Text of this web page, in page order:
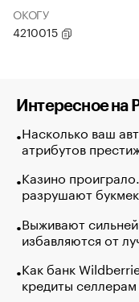
ОКОГУ
4210015
Интересное на
Насколько ваш
атрибутов
Казино
разрушают
Выживают
избавляются от
Как банк
кредиты